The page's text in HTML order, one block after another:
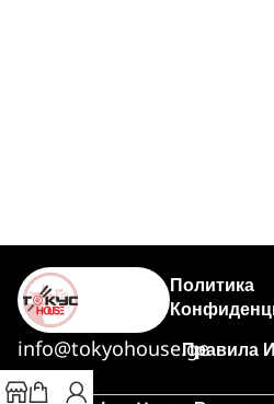
info@tokyohouse.ge
Политика
Правила